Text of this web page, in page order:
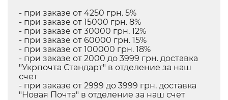
- при заказе от 4250 грн. 5%
- при заказе от 15000 грн. 8%
- при заказе от 30000 грн. 12%
- при заказе от 60000 грн. 15%
- при заказе от 100000 грн. 18%
- при заказе от 2000 до 3999 грн. доставка
"Укрпочта Стандарт" в отделение за наш
счет
- при заказе от 2999 до 3999 грн. доставка
"Новая Почта" в отделение за наш счет